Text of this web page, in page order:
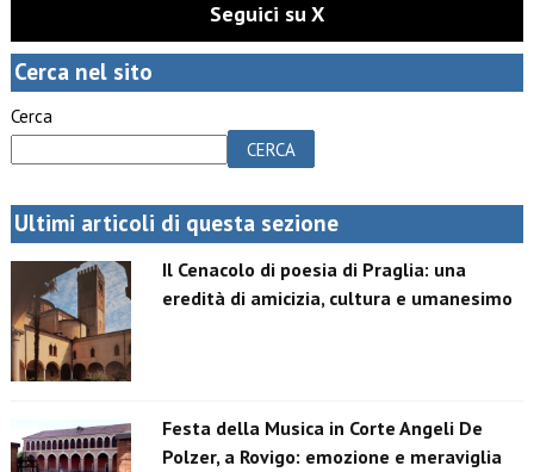
Seguici su X
Cerca nel sito
Cerca
CERCA
Ultimi articoli di questa sezione
Il Cenacolo di poesia di Praglia: una
eredità di amicizia, cultura e umanesimo
Festa della Musica in Corte Angeli De
Polzer, a Rovigo: emozione e meraviglia